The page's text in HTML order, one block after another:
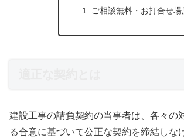
ご相談無料・お打合せ場
建設工事の請負契約の当事者は、各々の
る合意に基づいて公正な契約を締結しな